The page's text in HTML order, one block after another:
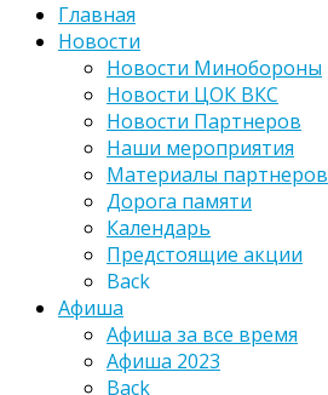
Главная
Новости
Новости Минобороны
Новости ЦОК ВКС
Новости Партнеров
Наши мероприятия
Материалы партнеров
Дорога памяти
Календарь
Предстоящие акции
Back
Афиша
Афиша за все время
Афиша 2023
Back